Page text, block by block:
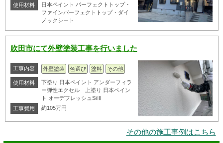
使用材料
日本ペイント パーフェクトトップ・
ファインパーフェクトトップ・ダイ
ノックシート
吹田市にて外壁塗装工事を行いました
工事内容 外壁塗装 色選び 塗料 その他
使用材料
下塗り 日本ペイント アンダーフィラ
ー弾性エクセル 上塗り 日本ペイン
ト オーデフレッシュSiⅢ
工事費用
約105万円
その他の施工事例はこちら